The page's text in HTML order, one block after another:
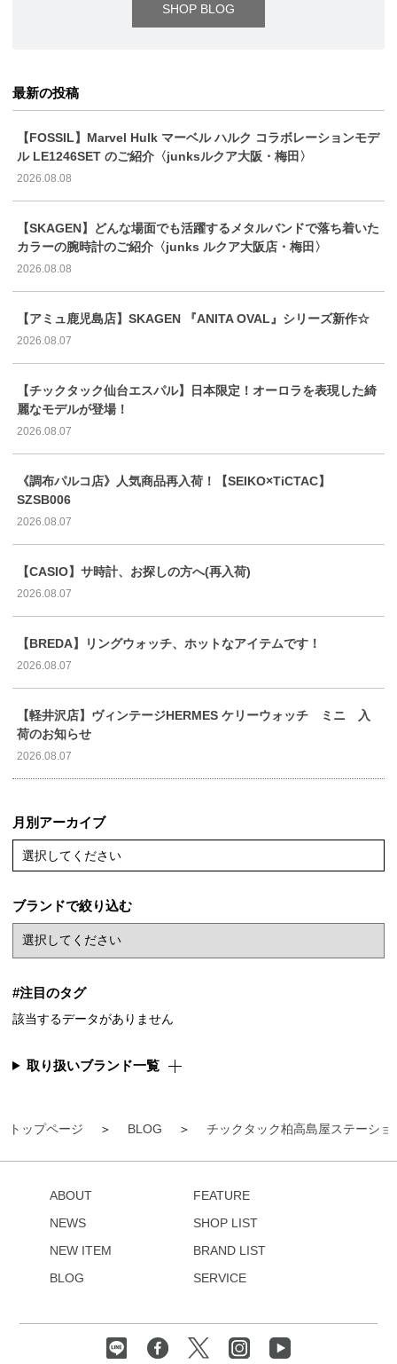
トップページ BLOG チックタック柏高島屋ステーショ
SHOP BLOG
最新の投稿
【FOSSIL】Marvel Hulk マーベル ハルク コラボレーションモデ
ル LE1246SET のご紹介〈junksルクア大阪・梅田〉
2026.08.08
【SKAGEN】どんな場面でも活躍するメタルバンドで落ち着いた
カラーの腕時計のご紹介〈junks ルクア大阪店・梅田〉
2026.08.08
【アミュ鹿児島店】SKAGEN 『ANITA OVAL』シリーズ新作☆
2026.08.07
【チックタック仙台エスパル】日本限定！オーロラを表現した綺
麗なモデルが登場！
2026.08.07
《調布パルコ店》人気商品再入荷！【SEIKO×TiCTAC】
SZSB006
2026.08.07
【CASIO】サ時計、お探しの方へ(再入荷)
2026.08.07
【BREDA】リングウォッチ、ホットなアイテムです！
2026.08.07
【軽井沢店】ヴィンテージHERMES ケリーウォッチ ミニ 入
荷のお知らせ
2026.08.07
月別アーカイブ
選択してください
ブランドで絞り込む
#注目のタグ
該当するデータがありません
取り扱いブランド一覧
ABOUT
NEWS
NEW ITEM
BLOG
FEATURE
SHOP LIST
BRAND LIST
SERVICE